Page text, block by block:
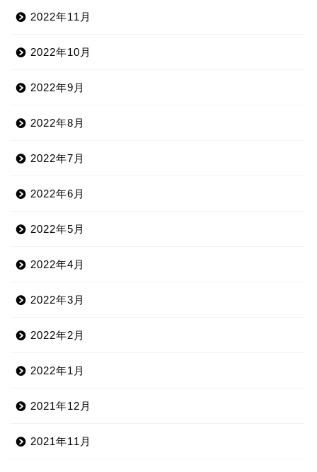
2022年11月
2022年10月
2022年9月
2022年8月
2022年7月
2022年6月
2022年5月
2022年4月
2022年3月
2022年2月
2022年1月
2021年12月
2021年11月